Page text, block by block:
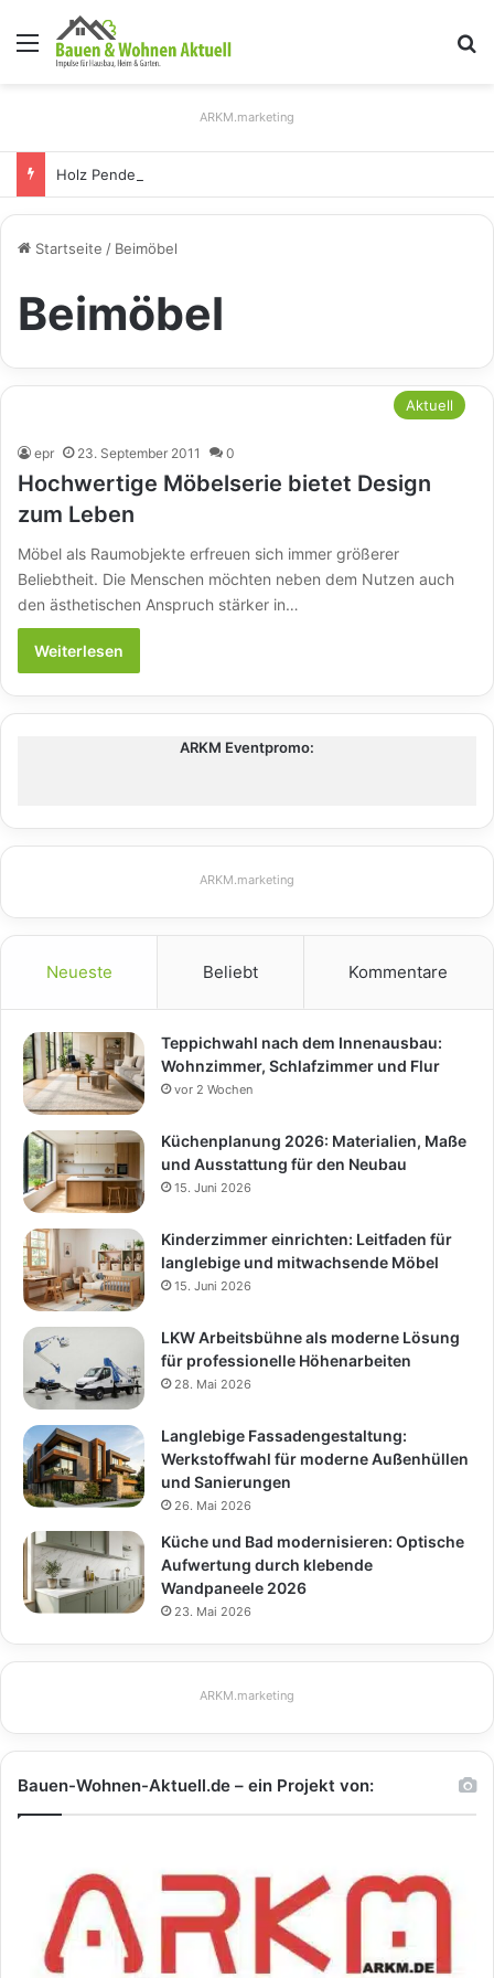
Menü
ARKM.marketing
Startseite / Beimöbel
Beimöbel
Aktuell
epr 23. September 2011 0
Hochwertige Möbelserie bietet Design
zum Leben
Möbel als Raumobjekte erfreuen sich immer größerer
Beliebtheit. Die Menschen möchten neben dem Nutzen auch
den ästhetischen Anspruch stärker in…
Weiterlesen
ARKM Eventpromo:
ARKM.marketing
Neueste Beliebt Kommentare
Teppichwahl nach dem Innenausbau:
Wohnzimmer, Schlafzimmer und Flur
vor 2 Wochen
Küchenplanung 2026: Materialien, Maße
und Ausstattung für den Neubau
15. Juni 2026
Kinderzimmer einrichten: Leitfaden für
langlebige und mitwachsende Möbel
15. Juni 2026
LKW Arbeitsbühne als moderne Lösung
für professionelle Höhenarbeiten
28. Mai 2026
Langlebige Fassadengestaltung:
Werkstoffwahl für moderne Außenhüllen
und Sanierungen
26. Mai 2026
Küche und Bad modernisieren: Optische
Aufwertung durch klebende
Wandpaneele 2026
23. Mai 2026
ARKM.marketing
Bauen-Wohnen-Aktuell.de – ein Projekt von: